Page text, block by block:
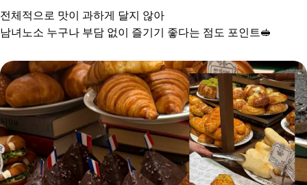
전체적으로 맛이 과하게 달지 않아
남녀노소 누구나 부담 없이 즐기기 좋다는 점도 포인트🥪